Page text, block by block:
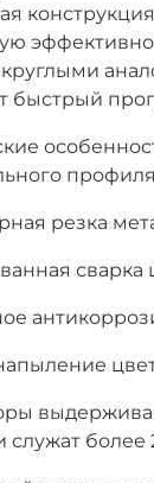
быстрый
резка
сварка
служат более